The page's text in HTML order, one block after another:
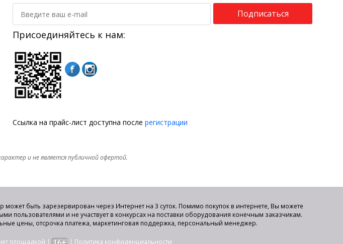
Подписаться
Присоединяйтесь к нам:
Ссылка на прайс-лист доступна после регистрации
и не является публичной офертой.
быть зарезервирован через Интернет на 3 суток. Помимо покупок в интернете, Вы можете
пользователями и не участвует в конкурсах на поставки оборудования конечным заказчикам.
цены, отсрочка платежа, маркетинговая поддержка, персональный менеджер.
площадкой | | Политика конфиденциальности